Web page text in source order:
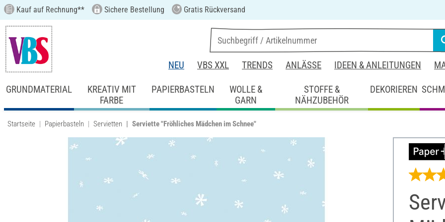
Kauf auf Rechnung** Sichere Bestellung Gratis Rückversand
NEU VBS XXL TRENDS ANLÄSSE IDEEN & ANLEITUNGEN
GRUNDMATERIAL
KREATIV MIT
FARBE
PAPIERBASTELN
WOLLE &
GARN
STOFFE &
NÄHZUBEHÖR
DEKORIEREN
Startseite Papierbasteln Servietten Serviette "Fröhliches Mädchen im Schnee"